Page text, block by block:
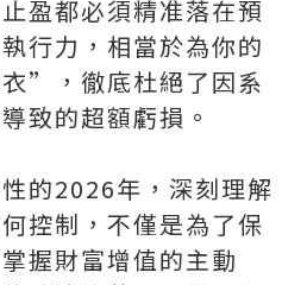
盈都必須精准落在預
行力，相當於為你的
”，徹底杜絕了因系
致的超額虧損。
的2026年，深刻理解
控制，不僅是為了保
握財富增值的主動